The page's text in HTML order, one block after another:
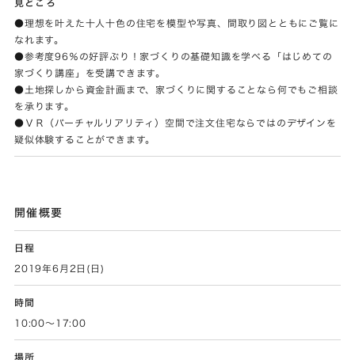
見どころ
●理想を叶えた十人十色の住宅を模型や写真、間取り図とともにご覧に
なれます。
●参考度96％の好評ぶり！家づくりの基礎知識を学べる「はじめての
家づくり講座」を受講できます。
●土地探しから資金計画まで、家づくりに関することなら何でもご相談
を承ります。
●ＶＲ（バーチャルリアリティ）空間で注文住宅ならではのデザインを
疑似体験することができます。
開催概要
日程
2019年6月2日(日)
時間
10:00～17:00
場所